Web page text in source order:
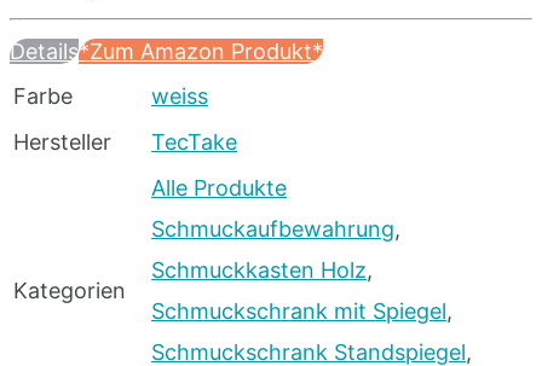
Details*Zum Amazon Produkt*
Farbe
weiss
Hersteller
TecTake
Kategorien
Alle Produkte
Schmuckaufbewahrung,
Schmuckkasten Holz,
Schmuckschrank mit Spiegel,
Schmuckschrank Standspiegel,